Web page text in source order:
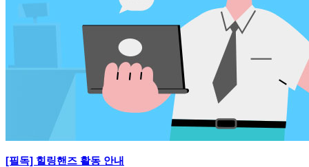
[필독] 힐링핸즈 활동 안내